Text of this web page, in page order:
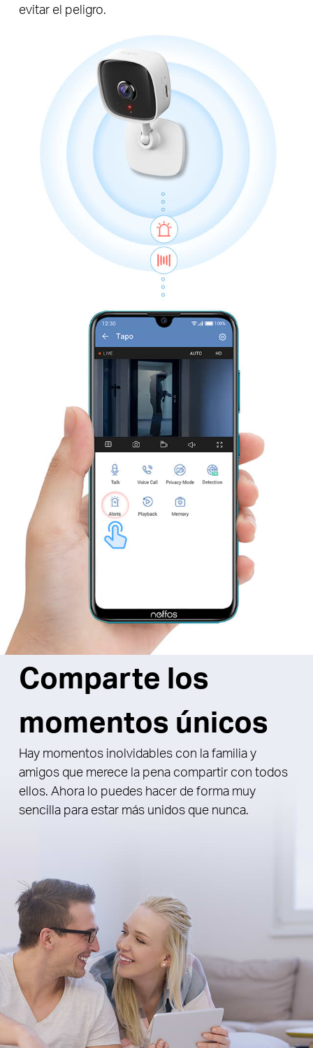
evitar el peligro.
Comparte los
momentos únicos
Hay momentos inolvidables con la familia y
amigos que merece la pena compartir con todos
ellos. Ahora lo puedes hacer de forma muy
sencilla para estar más unidos que nunca.